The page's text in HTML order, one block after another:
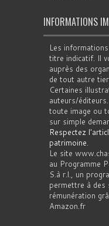
INFORMATIONS
Les
titre indicatif. Il
auprès des
de tout autre
Certaines
auteurs/
toute image ou
sur simple
Respectez
patrimoine.
Le site
au Programme
S.à r.l., un
permettre à des
rémunération
Amazon.fr